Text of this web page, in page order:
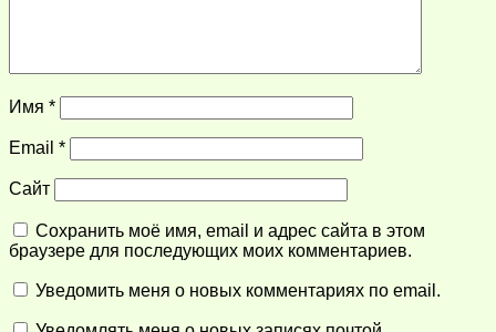
Имя *
Email *
Сайт
Сохранить моё имя, email и адрес сайта в этом
браузере для последующих моих комментариев.
Уведомить меня о новых комментариях по email.